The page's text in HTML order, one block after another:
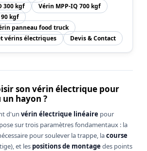
300 kgf
Vérin MPP-IQ 700 kgf
90 kgf
panneau food truck
vérins électriques
Devis & Contact
son vérin électrique pour
hayon ?
d'un vérin électrique linéaire pour
sur trois paramètres fondamentaux : la
pour soulever la trappe, lacourse
et les positions de montage des points